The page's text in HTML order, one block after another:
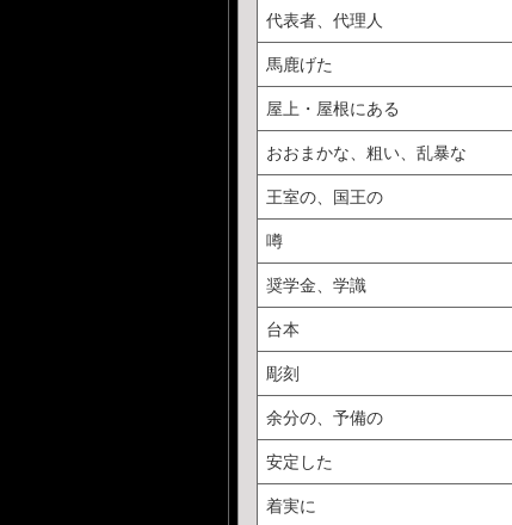
代表者、代理人
馬鹿げた
屋上・屋根にある
おおまかな、粗い、乱暴な
王室の、国王の
噂
奨学金、学識
台本
彫刻
余分の、予備の
安定した
着実に